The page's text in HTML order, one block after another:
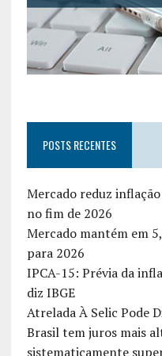
POSTS RECENTES
Mercado reduz
no fim de 2026
Mercado mantém em
para 2026
IPCA-15: Prévia da
diz IBGE
Atrelada À Selic Pode
Brasil tem juros mais
sistematicamente